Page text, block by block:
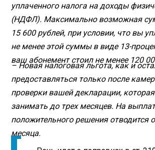
уплаченного налога на доходы
(НДФЛ). Максимально возможная
15 600 рублей, при условии, что вы
не менее этой суммы в виде 13-
ваш абонемент стоил не менее 120
– Новая налоговая льгота, как и
предоставляться только после
проверки вашей декларации,
занимать до трех месяцев. На
положительного решения отводится
месяца.